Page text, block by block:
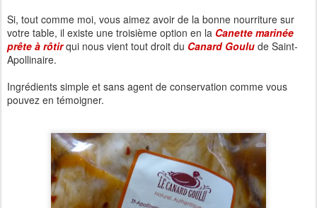
Si, tout comme moi, vous aimez avoir de la bonne nourriture sur
votre table, il existe une troisième option en la Canette marinée
prête à rôtirqui nous vient tout droit du Canard Goulu de Saint-
Apollinaire.
Ingrédients simple et sans agent de conservation comme vous
pouvez en témoigner.